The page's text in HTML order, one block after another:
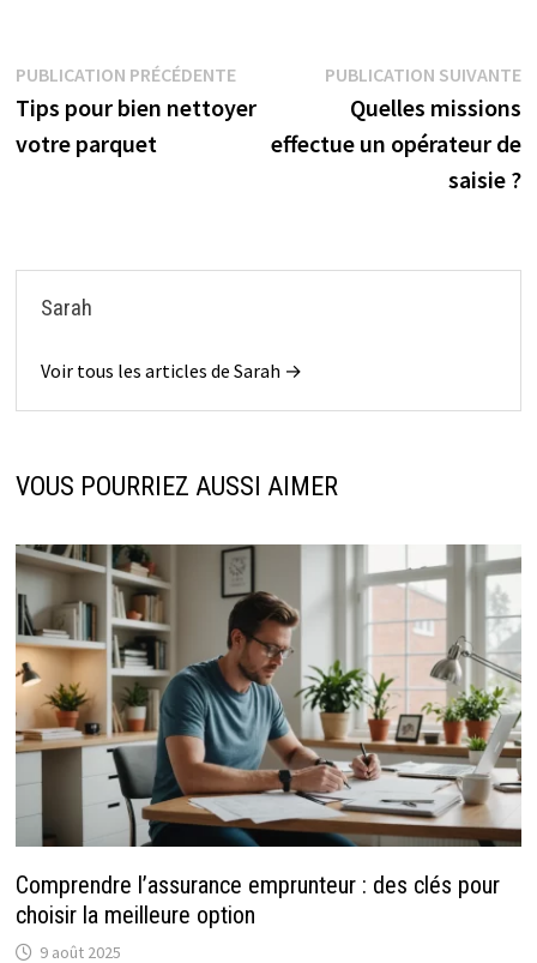
Navigation
de
l’article
PUBLICATION PRÉCÉDENTEPublication
précédente :
Tips pour bien nettoyer
votre parquet
PUBLICATION SUIVANTE
Quelles missions
effectue un opérateur de
saisie ?
Sarah
Voir tous les articles de Sarah →
VOUS POURRIEZ AUSSI AIMER
Comprendre l’assurance emprunteur : des clés pour
choisir la meilleure option
9 août 2025